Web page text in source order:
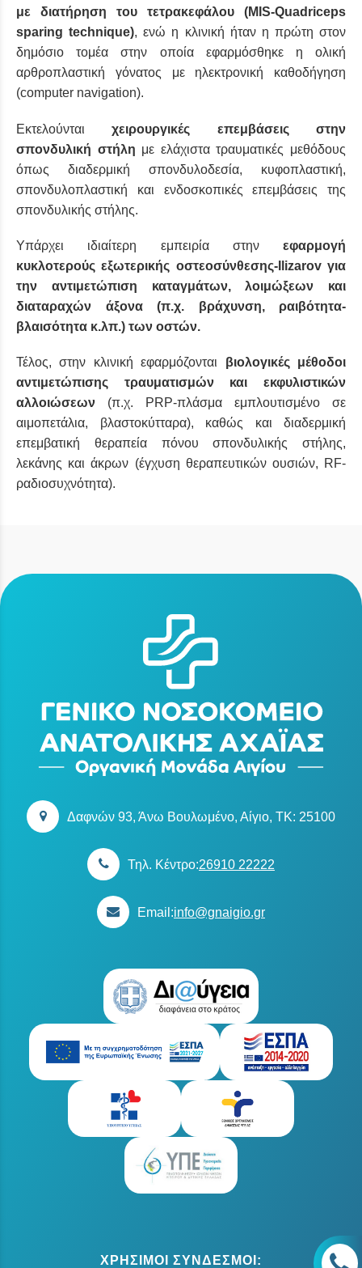
με διατήρηση του τετρακεφάλου (MIS-Quadriceps
sparing technique), ενώ η κλινική ήταν η πρώτη στον
δημόσιο τομέα στην οποία εφαρμόσθηκε η ολική
αρθροπλαστική γόνατος με ηλεκτρονική καθοδήγηση
(computer navigation).
Εκτελούνταιχειρουργικές επεμβάσεις στην
σπονδυλική στήλη με ελάχιστα τραυματικές μεθόδους
όπως διαδερμική σπονδυλοδεσία, κυφοπλαστική,
σπονδυλοπλαστική και ενδοσκοπικές επεμβάσεις της
σπονδυλικής στήλης.
Υπάρχει ιδιαίτερη εμπειρία στην εφαρμογή
κυκλοτερούς εξωτερικής οστεοσύνθεσης-Ilizarov για
την αντιμετώπιση καταγμάτων, λοιμώξεων και
διαταραχών άξονα (π.χ. βράχυνση, ραιβότητα-
βλαισότητα κ.λπ.) των οστών.
Τέλος, στην κλινική εφαρμόζονται βιολογικές μέθοδοι
αντιμετώπισης τραυματισμών και εκφυλιστικών
αλλοιώσεων (π.χ. PRP-πλάσμα εμπλουτισμένο σε
αιμοπετάλια, βλαστοκύτταρα), καθώς και διαδερμική
επεμβατική θεραπεία πόνου σπονδυλικής στήλης,
λεκάνης και άκρων (έγχυση θεραπευτικών ουσιών, RF-
ραδιοσυχνότητα).
Δαφνών 93, Άνω Βουλωμένο, Αίγιο, TK: 25100
Τηλ. Κέντρο:26910 22222
Email:info@gnaigio.gr
ΧΡΗΣΙΜΟΙ ΣΥΝΔΕΣΜΟΙ: